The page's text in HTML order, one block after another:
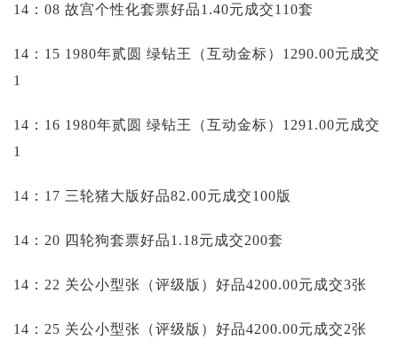
14：08 故宫个性化套票好品1.40元成交110套
14：15 1980年贰圆 绿钻王（互动金标）1290.00元成交
1
14：16 1980年贰圆 绿钻王（互动金标）1291.00元成交
1
14：17 三轮猪大版好品82.00元成交100版
14：20 四轮狗套票好品1.18元成交200套
14：22 关公小型张（评级版）好品4200.00元成交3张
14：25 关公小型张（评级版）好品4200.00元成交2张